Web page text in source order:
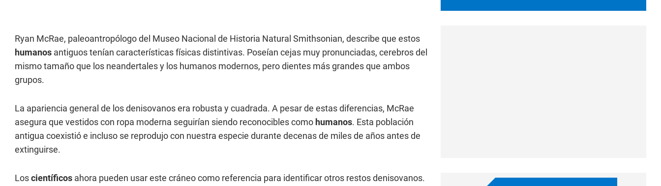
Ryan McRae, paleoantropólogo del Museo Nacional de Historia Natural Smithsonian, describe que estos
humanos antiguos tenían características físicas distintivas. Poseían cejas muy pronunciadas, cerebros del
mismo tamaño que los neandertales y los humanos modernos, pero dientes más grandes que ambos
grupos.
La apariencia general de los denisovanos era robusta y cuadrada. A pesar de estas diferencias, McRae
asegura que vestidos con ropa moderna seguirían siendo reconocibles como humanos. Esta población
antigua coexistió e incluso se reprodujo con nuestra especie durante decenas de miles de años antes de
extinguirse.
Loscientíficos ahora pueden usar este cráneo como referencia para identificar otros restos denisovanos.